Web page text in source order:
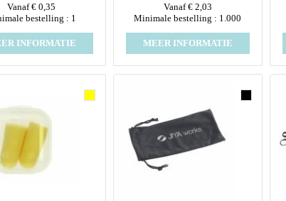
Vanaf € 0,35
bestelling : 1
INFORMATIE
COLOUR ALL OVER
BEDRUKT
Vanaf € 2,03
Minimale bestelling : 1.000
MEER INFORMATIE